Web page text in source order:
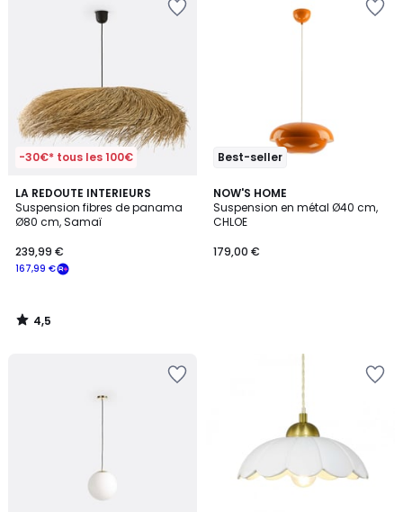
-30€* tous les 100€
LA REDOUTE INTERIEURS
Suspension fibres de panama
Ø80 cm, Samaï
167,99 €
239,99 €
4,5
/ 5
4,5
/
Best-seller
NOW'S HOME
Suspension en métal Ø40 cm,
CHLOE
179,00 €